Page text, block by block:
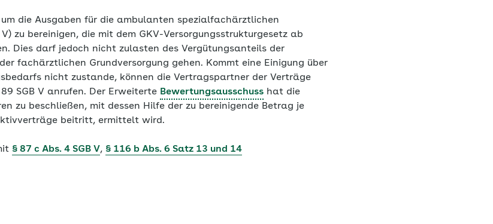
um die Ausgaben für die ambulanten spezialfachärztlichen
zu bereinigen, die mit dem GKV-Versorgungsstrukturgesetz ab
Dies darf jedoch nicht zulasten des Vergütungsanteils der
fachärztlichen Grundversorgung gehen. Kommt eine Einigung über
nicht zustande, können die Vertragspartner der Verträge
SGB V anrufen. Der Erweiterte Bewertungsausschuss hat die
zu beschließen, mit dessen Hilfe der zu bereinigende Betrag je
beitritt, ermittelt wird.
§ 87 c Abs. 4 SGB V, § 116 b Abs. 6 Satz 13 und 14